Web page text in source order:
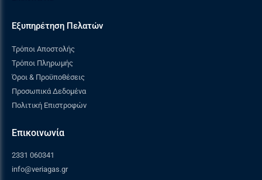
Εξυπηρέτηση Πελατών
Τρόποι Αποστολής
Τρόποι Πληρωμής
Όροι & Προϋποθέσεις
Προσωπικά Δεδομένα
Πολιτική Επιστροφών
Επικοινωνία
2331 060341
info@veriagas.gr